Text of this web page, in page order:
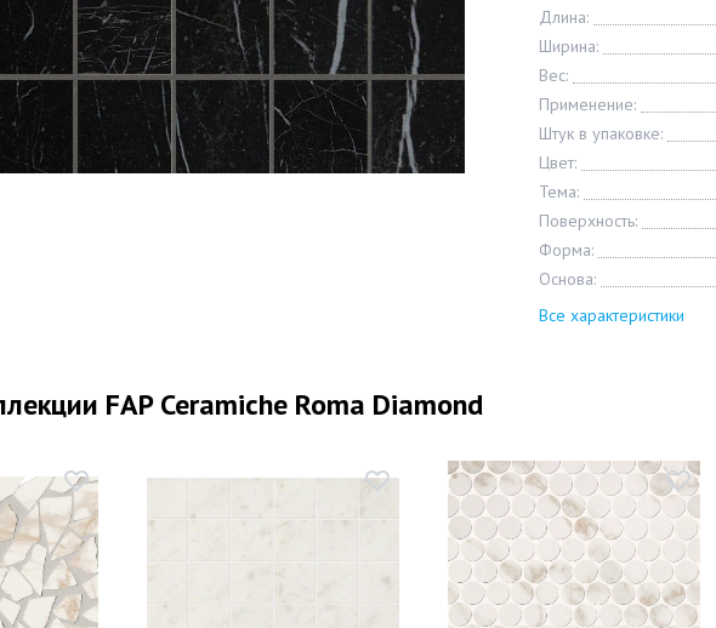
Длина:
Ширина:
Вес:
Применение:
Штук в упаковке:
Цвет:
Тема:
Поверхность:
Форма:
Основа:
Все характеристики
FAP Ceramiche Roma Diamond